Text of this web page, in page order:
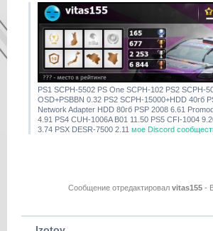
PS1 SCPH-5502 PS One SCPH-102 PS2 SCPH-
OSD+PSBBN 0.32 PS2 SCPH-15000+HDD 40гб
Network Adapter HDD 80гб PSP 2008 6.61
4.91 PS4 CUH-1006A B01 11.50 PS5 CFI-1004
3.74 PSX DESR-7500 2.11 мое Discord
Сообщение отредактировал vitas155 -